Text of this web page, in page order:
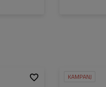
KAMPANJ